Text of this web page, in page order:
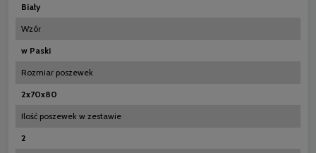
Biały
Wzór
w Paski
Rozmiar poszewek
2x70x80
Ilość poszewek w zestawie
2